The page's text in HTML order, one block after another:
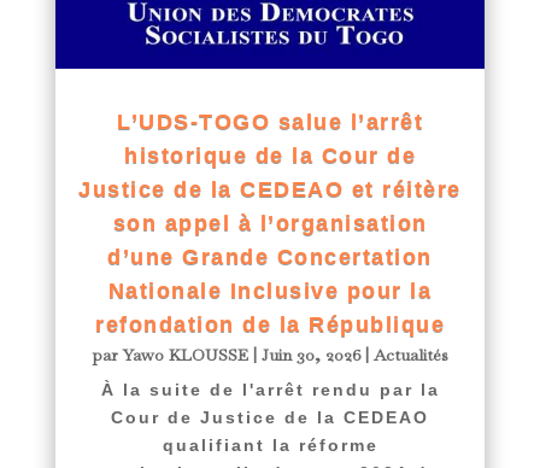
L’UDS-TOGO salue l’arrêt
historique de la Cour de
Justice de la CEDEAO et réitère
son appel à l’organisation
d’une Grande Concertation
Nationale Inclusive pour la
refondation de la République
parYawo KLOUSSE| Juin 30, 2026|Actualités
À la suite de l'arrêt rendu par la
Cour de Justice de la CEDEAO
qualifiant la réforme